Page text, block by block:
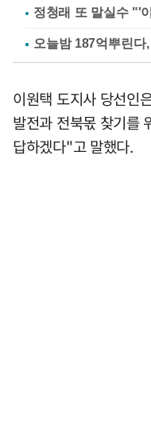
정청래 또 말실수 "'
이원택 도지사 당선인
발전과 전북몫 찾기를
답하겠다"고 말했다.